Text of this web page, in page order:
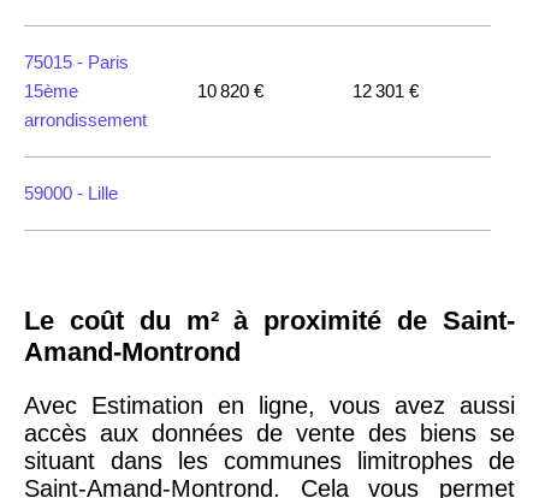
75015 - Paris
15ème
arrondissement
10 820 € 12 301 €
59000 - Lille
75018 -
Paris
arrondissement
75020 -Paris
Le coût du m² à proximité de Saint-
Amand-Montrond
Avec Estimation en ligne, vous avez aussi
accès aux données de vente des biens se
situant dans les communes limitrophes de
Saint-Amand-Montrond. Cela vous permet